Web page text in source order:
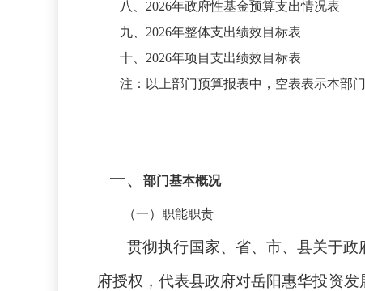
八、 2026年政府性基金预算支出情况表
九、 2026年整体支出绩效目标表
十、 2026年项目支出绩效目标表
注：以上部门预算报表中，空表表示本部
一、 部门基本概况
（一）职能职责
贯彻执行国家、省、市、县关于
府授权，代表县政府对岳阳惠华投资